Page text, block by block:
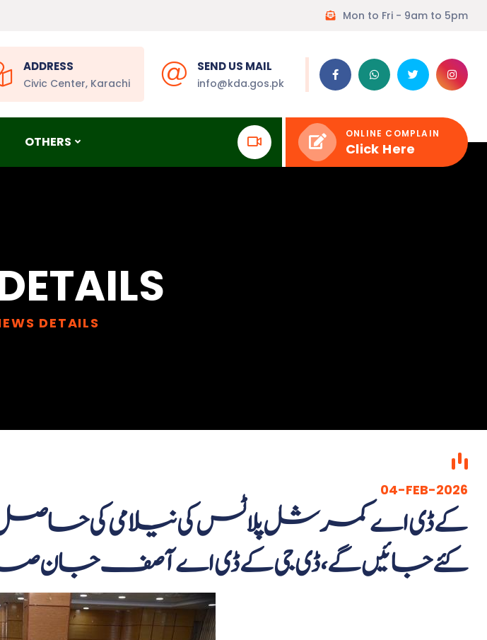
Mon to Fri - 9am to 5pm
ADDRESS
Civic Center, Karachi
SEND US MAIL
info@kda.gos.pk
OTHERS
ONLINE COMPLAIN
Click Here
DETAILS
04-FEB-2026
کے ڈی اے کمرشل پلاٹس کی نیلامی کی حاصل